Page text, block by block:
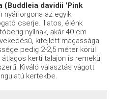
(Buddleia davidii 'Pink
nyáriorgona az egyik
cserje. Illatos, élénk
nyílnak, akár 40 cm
kifejlett magassága
pedig 2-2,5 méter körül
kerti talajon is remekül
Kiváló választás vágott
kertekbe.